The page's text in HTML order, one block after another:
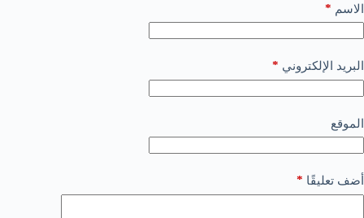
الاسم *
البريد الإلكتروني *
الموقع
أضف تعليقًا *